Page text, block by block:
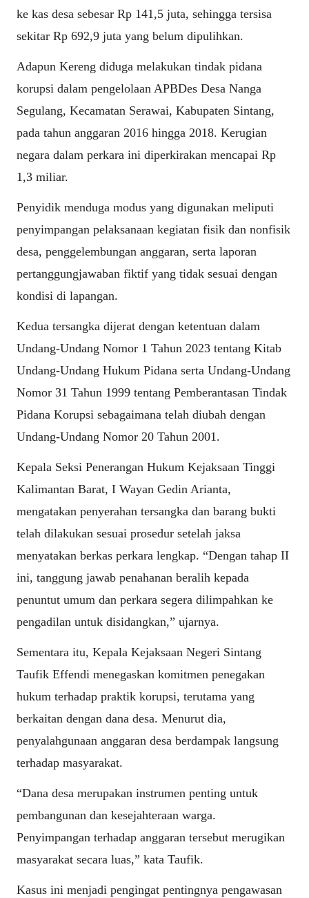
ke kas desa sebesar Rp 141,5 juta, sehingga tersisa
sekitar Rp 692,9 juta yang belum dipulihkan.
Adapun Kereng diduga melakukan tindak pidana
korupsi dalam pengelolaan APBDes Desa Nanga
Segulang, Kecamatan Serawai, Kabupaten Sintang,
pada tahun anggaran 2016 hingga 2018. Kerugian
negara dalam perkara ini diperkirakan mencapai Rp
1,3 miliar.
Penyidik menduga modus yang digunakan meliputi
penyimpangan pelaksanaan kegiatan fisik dan nonfisik
desa, penggelembungan anggaran, serta laporan
pertanggungjawaban fiktif yang tidak sesuai dengan
kondisi di lapangan.
Kedua tersangka dijerat dengan ketentuan dalam
Undang-Undang Nomor 1 Tahun 2023 tentang Kitab
Undang-Undang Hukum Pidana serta Undang-Undang
Nomor 31 Tahun 1999 tentang Pemberantasan Tindak
Pidana Korupsi sebagaimana telah diubah dengan
Undang-Undang Nomor 20 Tahun 2001.
Kepala Seksi Penerangan Hukum Kejaksaan Tinggi
Kalimantan Barat, I Wayan Gedin Arianta,
mengatakan penyerahan tersangka dan barang bukti
telah dilakukan sesuai prosedur setelah jaksa
menyatakan berkas perkara lengkap. “Dengan tahap II
ini, tanggung jawab penahanan beralih kepada
penuntut umum dan perkara segera dilimpahkan ke
pengadilan untuk disidangkan,” ujarnya.
Sementara itu, Kepala Kejaksaan Negeri Sintang
Taufik Effendi menegaskan komitmen penegakan
hukum terhadap praktik korupsi, terutama yang
berkaitan dengan dana desa. Menurut dia,
penyalahgunaan anggaran desa berdampak langsung
terhadap masyarakat.
“Dana desa merupakan instrumen penting untuk
pembangunan dan kesejahteraan warga.
Penyimpangan terhadap anggaran tersebut merugikan
masyarakat secara luas,” kata Taufik.
Kasus ini menjadi pengingat pentingnya pengawasan